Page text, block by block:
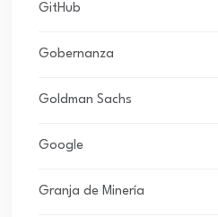
GitHub
Gobernanza
Goldman Sachs
Google
Granja de Minería